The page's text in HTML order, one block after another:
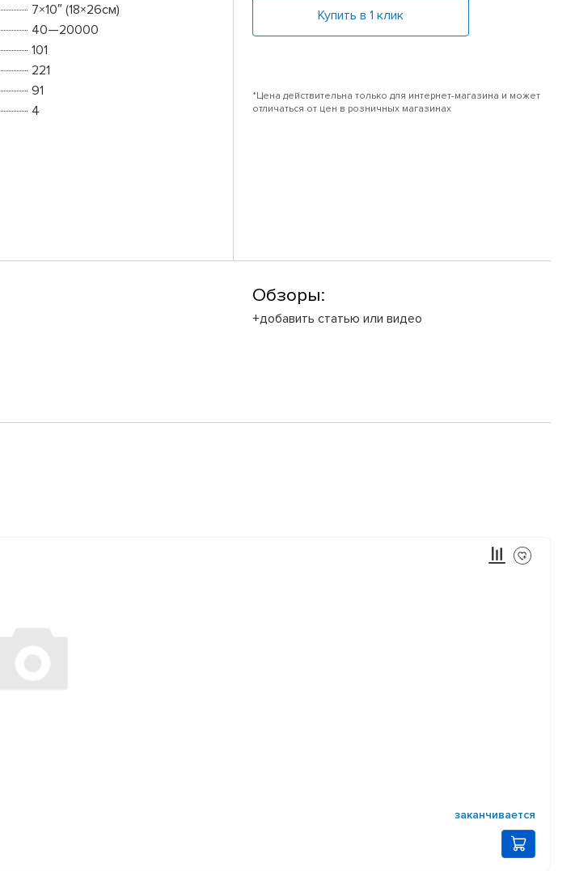
7×10″ (18×26см)
40—20000
101
221
91
4
Купить в 1 клик
*Цена действительна только для интернет-магазина и может
отличаться от цен в розничных магазинах
Обзоры:
+добавить статью или видео
заканчивается